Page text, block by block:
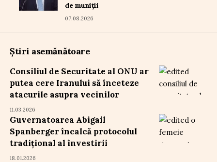
de muniții
07.08.2026
Știri asemănătoare
Consiliul de Securitate al ONU ar
putea cere Iranului să înceteze
atacurile asupra vecinilor
11.03.2026
Guvernatoarea Abigail
Spanberger încalcă protocolul
tradițional al învestirii
18.01.2026